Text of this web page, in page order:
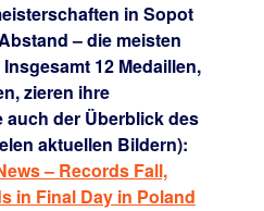
in Sopot
– die meisten
12 Medaillen,
zieren ihre
der Überblick des
aktuellen Bildern):
– Records Fall,
in Final Day in Poland